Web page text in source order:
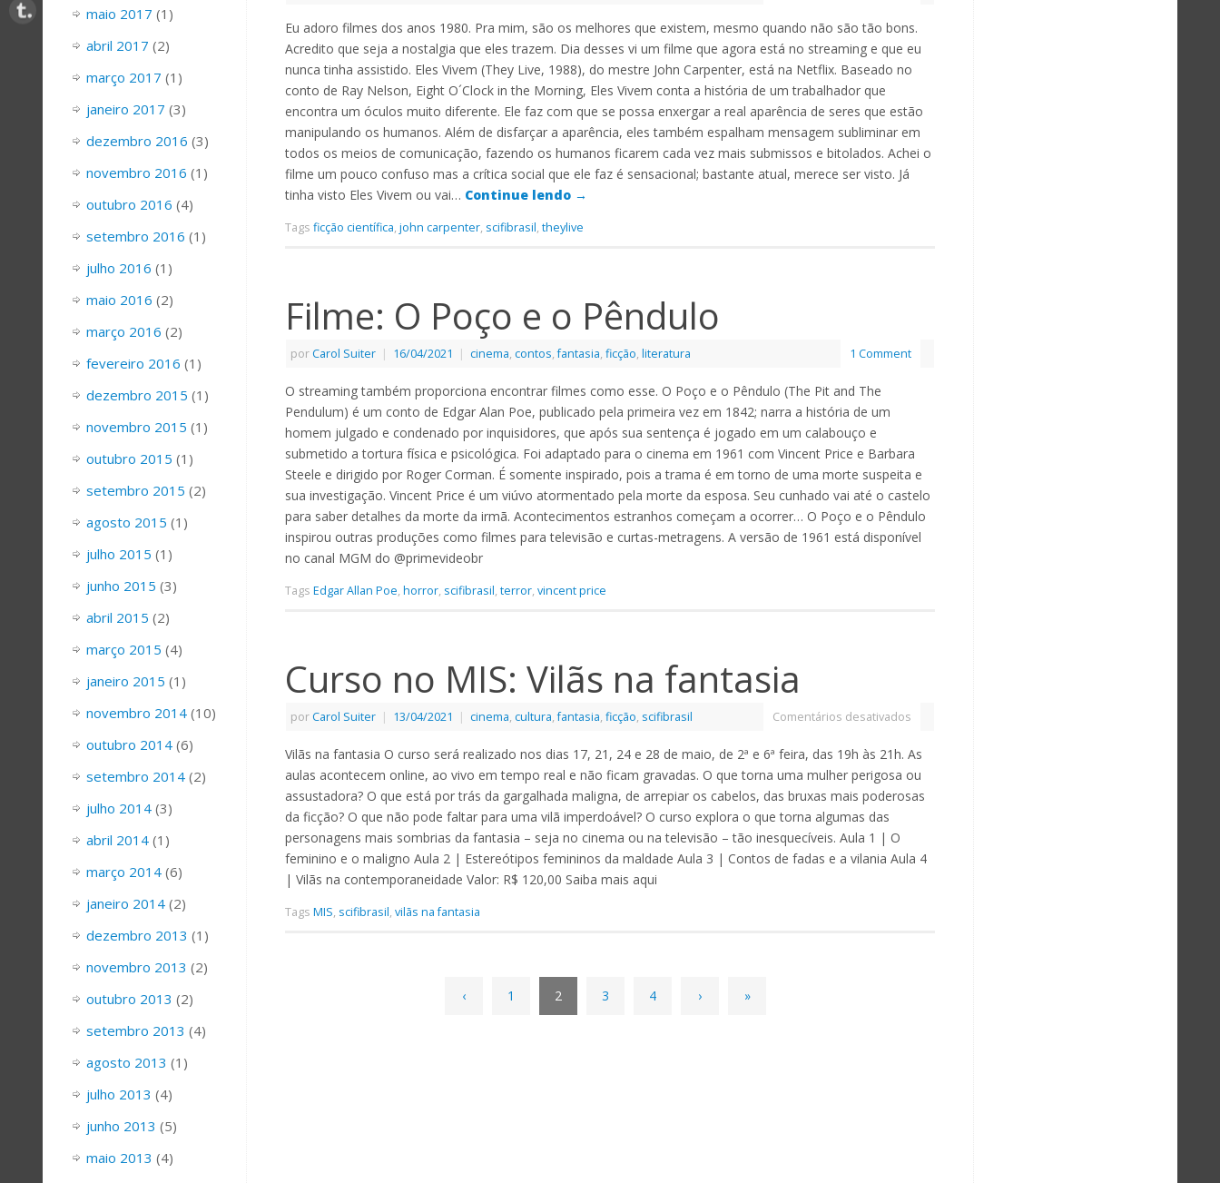
Eu adoro filmes dos anos 1980. Pra mim, são os melhores que existem, mesmo quando não são tão bons.
Acredito que seja a nostalgia que eles trazem. Dia desses vi um filme que agora está no streaming e que eu
nunca tinha assistido. Eles Vivem (They Live, 1988), do mestre John Carpenter, está na Netflix. Baseado no
conto de Ray Nelson, Eight O´Clock in the Morning, Eles Vivem conta a história de um trabalhador que
encontra um óculos muito diferente. Ele faz com que se possa enxergar a real aparência de seres que estão
manipulando os humanos. Além de disfarçar a aparência, eles também espalham mensagem subliminar em
todos os meios de comunicação, fazendo os humanos ficarem cada vez mais submissos e bitolados. Achei o
filme um pouco confuso mas a crítica social que ele faz é sensacional; bastante atual, merece ser visto. Já
tinha visto Eles Vivem ou vai… Continue lendo →
Tags ficção científica, john carpenter, scifibrasil, theylive
Filme: O Poço e o Pêndulo
porCarol Suiter | 16/04/2021 | cinema, contos,fantasia, ficção, literatura 1 Comment
O streaming também proporciona encontrar filmes como esse. O Poço e o Pêndulo (The Pit and The
Pendulum) é um conto de Edgar Alan Poe, publicado pela primeira vez em 1842; narra a história de um
homem julgado e condenado por inquisidores, que após sua sentença é jogado em um calabouço e
submetido a tortura física e psicológica. Foi adaptado para o cinema em 1961 com Vincent Price e Barbara
Steele e dirigido por Roger Corman. É somente inspirado, pois a trama é em torno de uma morte suspeita e
sua investigação. Vincent Price é um viúvo atormentado pela morte da esposa. Seu cunhado vai até o castelo
para saber detalhes da morte da irmã. Acontecimentos estranhos começam a ocorrer… O Poço e o Pêndulo
inspirou outras produções como filmes para televisão e curtas-metragens. A versão de 1961 está disponível
no canal MGM do @primevideobr
Tags Edgar Allan Poe, horror, scifibrasil, terror, vincent price
Curso no MIS: Vilãs na fantasia
porCarol Suiter | 13/04/2021 | cinema, cultura,fantasia, ficção, scifibrasil Comentários desativados
Vilãs na fantasia O curso será realizado nos dias 17, 21, 24 e 28 de maio, de 2ª e 6ª feira, das 19h às 21h. As
aulas acontecem online, ao vivo em tempo real e não ficam gravadas. O que torna uma mulher perigosa ou
assustadora? O que está por trás da gargalhada maligna, de arrepiar os cabelos, das bruxas mais poderosas
da ficção? O que não pode faltar para uma vilã imperdoável? O curso explora o que torna algumas das
personagens mais sombrias da fantasia – seja no cinema ou na televisão – tão inesquecíveis. Aula 1 | O
feminino e o maligno Aula 2 | Estereótipos femininos da maldade Aula 3 | Contos de fadas e a vilania Aula 4
| Vilãs na contemporaneidade Valor: R$ 120,00 Saiba mais aqui
Tags MIS, scifibrasil, vilãs na fantasia
‹ 1 2 3 4 › »
maio 2017 (1)
abril 2017 (2)
março 2017 (1)
janeiro 2017 (3)
dezembro 2016 (3)
novembro 2016 (1)
outubro 2016 (4)
setembro 2016 (1)
julho 2016 (1)
maio 2016 (2)
março 2016 (2)
fevereiro 2016 (1)
dezembro 2015 (1)
novembro 2015 (1)
outubro 2015 (1)
setembro 2015 (2)
agosto 2015 (1)
julho 2015 (1)
junho 2015 (3)
abril 2015 (2)
março 2015 (4)
janeiro 2015 (1)
novembro 2014 (10)
outubro 2014 (6)
setembro 2014 (2)
julho 2014 (3)
abril 2014 (1)
março 2014 (6)
janeiro 2014 (2)
dezembro 2013 (1)
novembro 2013 (2)
outubro 2013 (2)
setembro 2013 (4)
agosto 2013 (1)
julho 2013 (4)
junho 2013 (5)
maio 2013 (4)